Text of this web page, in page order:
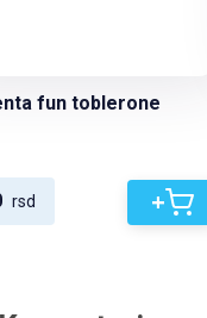
fun toblerone
rsd +